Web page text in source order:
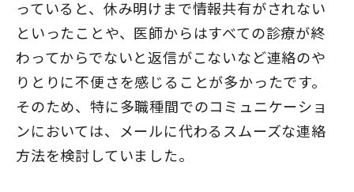
っていると、休み明けまで情報共有がされない
といったことや、医師からはすべての診療が終
わってからでないと返信がこないなど連絡のや
りとりに不便さを感じることが多かったです。
そのため、特に多職種間でのコミュニケーショ
ンにおいては、メールに代わるスムーズな連絡
方法を検討していました。